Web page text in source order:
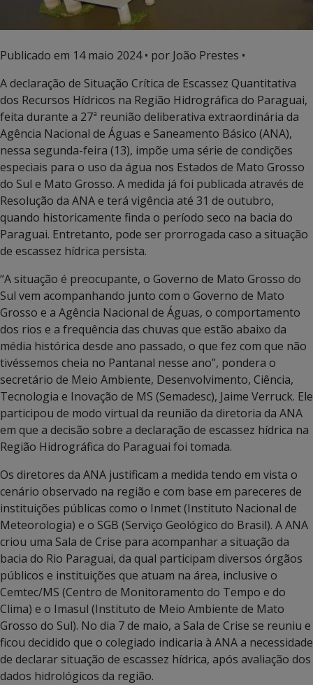
Publicado em 14 maio 2024• por João Prestes •
A declaração de Situação Crítica de Escassez Quantitativa
dos Recursos Hídricos na Região Hidrográfica do Paraguai,
feita durante a 27ª reunião deliberativa extraordinária da
Agência Nacional de Águas e Saneamento Básico (ANA),
nessa segunda-feira (13), impõe uma série de condições
especiais para o uso da água nos Estados de Mato Grosso
do Sul e Mato Grosso. A medida já foi publicada através de
Resolução da ANA e terá vigência até 31 de outubro,
quando historicamente finda o período seco na bacia do
Paraguai. Entretanto, pode ser prorrogada caso a situação
de escassez hídrica persista.
“A situação é preocupante, o Governo de Mato Grosso do
Sul vem acompanhando junto com o Governo de Mato
Grosso e a Agência Nacional de Águas, o comportamento
dos rios e a frequência das chuvas que estão abaixo da
média histórica desde ano passado, o que fez com que não
tivéssemos cheia no Pantanal nesse ano”, pondera o
secretário de Meio Ambiente, Desenvolvimento, Ciência,
Tecnologia e Inovação de MS (Semadesc), Jaime Verruck. Ele
participou de modo virtual da reunião da diretoria da ANA
em que a decisão sobre a declaração de escassez hídrica na
Região Hidrográfica do Paraguai foi tomada.
Os diretores da ANA justificam a medida tendo em vista o
cenário observado na região e com base em pareceres de
instituições públicas como o Inmet (Instituto Nacional de
Meteorologia) e o SGB (Serviço Geológico do Brasil). A ANA
criou uma Sala de Crise para acompanhar a situação da
bacia do Rio Paraguai, da qual participam diversos órgãos
públicos e instituições que atuam na área, inclusive o
Cemtec/MS (Centro de Monitoramento do Tempo e do
Clima) e o Imasul (Instituto de Meio Ambiente de Mato
Grosso do Sul). No dia 7 de maio, a Sala de Crise se reuniu e
ficou decidido que o colegiado indicaria à ANA a necessidade
de declarar situação de escassez hídrica, após avaliação dos
dados hidrológicos da região.